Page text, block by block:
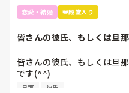
恋愛・結婚 👑殿堂入り
皆さんの彼氏、もしくは旦
皆さんの彼氏、もしくは旦
です(^^)
旦那 彼氏